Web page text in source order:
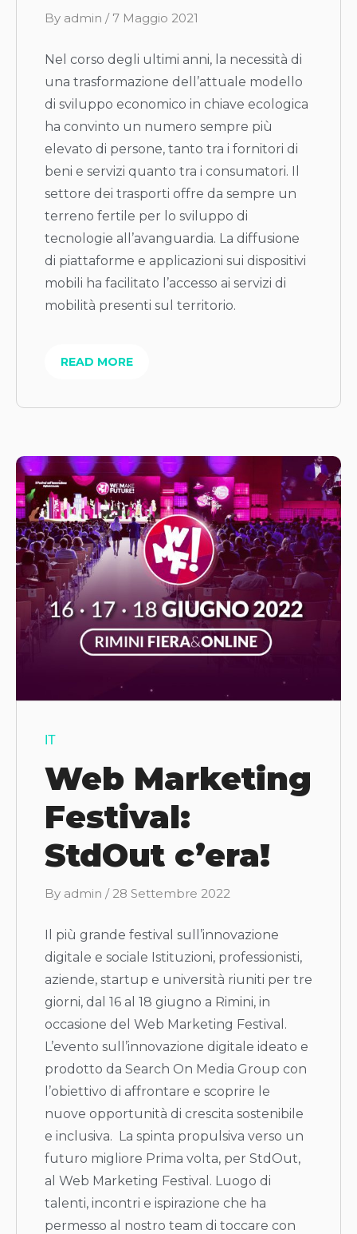
B
By admin / 7 Maggio 2021
Nel corso degli ultimi anni, la necessità di
una trasformazione dell’attuale modello
di sviluppo economico in chiave ecologica
ha convinto un numero sempre più
elevato di persone, tanto tra i fornitori di
beni e servizi quanto tra i consumatori. Il
settore dei trasporti offre da sempre un
terreno fertile per lo sviluppo di
tecnologie all’avanguardia. La diffusione
di piattaforme e applicazioni sui dispositivi
mobili ha facilitato l’accesso ai servizi di
mobilità presenti sul territorio.
READ MORE
IT
Web Marketing
Festival:
StdOut c’era!
B
By admin / 28 Settembre 2022
Il più grande festival sull’innovazione
digitale e sociale Istituzioni, professionisti,
aziende, startup e università riuniti per tre
giorni, dal 16 al 18 giugno a Rimini, in
occasione del Web Marketing Festival.
L’evento sull’innovazione digitale ideato e
prodotto da Search On Media Group con
l’obiettivo di affrontare e scoprire le
nuove opportunità di crescita sostenibile
e inclusiva. La spinta propulsiva verso un
futuro migliore Prima volta, per StdOut,
al Web Marketing Festival. Luogo di
talenti, incontri e ispirazione che ha
permesso al nostro team di toccare con